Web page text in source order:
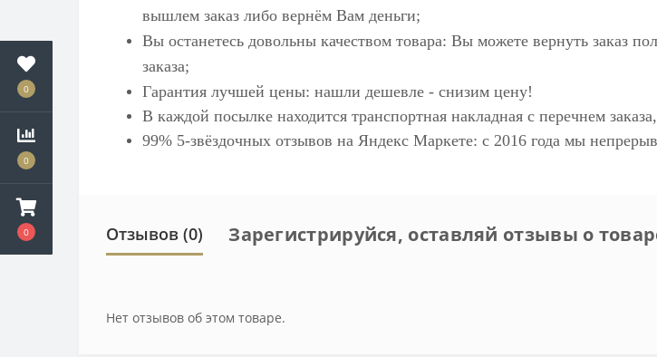
0
0
0
вышлем заказ либо вернём Вам деньги;
Вы останетесь довольны качеством товара: Вы можете вернуть заказ
заказа;
Гарантия лучшей цены: нашли дешевле - снизим цену!
В каждой посылке находится транспортная накладная с перечнем
99% 5-звёздочных отзывов на Яндекс Маркете: с 2016 года мы
Отзывов (0) Зарегистрируйся, оставляй отзывы о
Нет отзывов об этом товаре.